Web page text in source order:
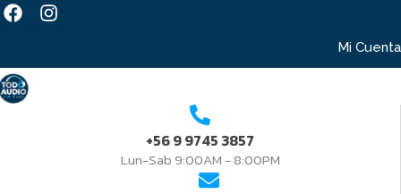
Mi Cuenta
+56 9 9745 3857
Lun-Sab 9:00AM - 8:00PM